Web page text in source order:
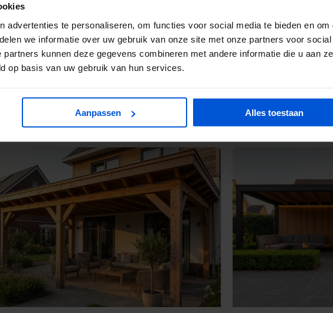
advertenties te personaliseren, om functies voor social media te bieden en om
we informatie over uw gebruik van onze site met onze partners voor social
kunnen deze gegevens combineren met andere informatie die u aan
op basis van uw gebruik van hun services.
Aanpassen Alles toestaan
zware taak. Met deze simpele tips kun je je vlonderplanken schoon en
water en een mild reinigingsmiddel is de sleutel, en vergeet niet om snel